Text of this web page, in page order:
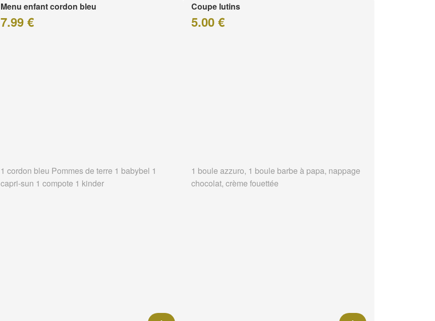
Menu enfant cordon bleu
7.99 €
1 cordon bleu Pommes de terre 1 babybel 1
capri-sun 1 compote 1 kinder
Coupe lutins
5.00 €
1 boule azzuro, 1 boule barbe à papa, nappage
chocolat, crème fouettée